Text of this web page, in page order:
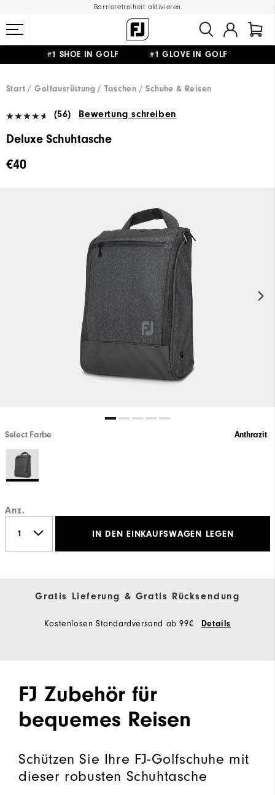
Barrierefreiheit aktivieren
#1 SHOE IN GOLF #1 GLOVE IN GOLF
Start Golfausrüstung Taschen / Schuhe & Reisen
(56) Bewertung schreiben
Deluxe Schuhtasche
€40
Select Farbe Anthrazit
Anz.
IN DEN EINKAUFSWAGEN LEGEN
Gratis Lieferung & Gratis Rücksendung
Kostenlosen Standardversand ab 99€ Details
FJ Zubehör für
bequemes Reisen
Schützen Sie Ihre FJ-Golfschuhe mit
dieser robusten Schuhtasche